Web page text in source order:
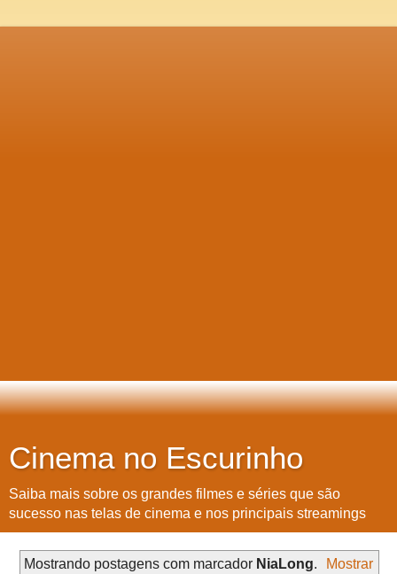
Cinema no Escurinho
Saiba mais sobre os grandes filmes e séries que são
sucesso nas telas de cinema e nos principais streamings
Mostrando postagens com marcador NiaLong.
Mostrar